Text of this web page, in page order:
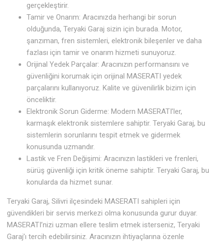
gerçekleştirir.
Tamir ve Onarım: Aracınızda herhangi bir sorun
olduğunda, Teryaki Garaj sizin için burada. Motor,
şanzıman, fren sistemleri, elektronik bileşenler ve daha
fazlası için tamir ve onarım hizmeti sunuyoruz.
Orijinal Yedek Parçalar: Aracınızın performansını ve
güvenliğini korumak için orijinal MASERATI yedek
parçalarını kullanıyoruz. Kalite ve güvenilirlik bizim için
önceliktir.
Elektronik Sorun Giderme: Modern MASERATI’ler,
karmaşık elektronik sistemlere sahiptir. Teryaki Garaj, bu
sistemlerin sorunlarını tespit etmek ve gidermek
konusunda uzmandır.
Lastik ve Fren Değişimi: Aracınızın lastikleri ve frenleri,
sürüş güvenliği için kritik öneme sahiptir. Teryaki Garaj, bu
konularda da hizmet sunar.
Teryaki Garaj, Silivri ilçesindeki MASERATI sahipleri için
güvendikleri bir servis merkezi olma konusunda gurur duyar.
MASERATI’nizi uzman ellere teslim etmek isterseniz, Teryaki
Garaj’ı tercih edebilirsiniz. Aracınızın ihtiyaçlarına özenle